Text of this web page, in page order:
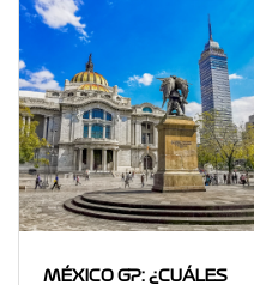
MÉXICO GP: ¿CUÁLES